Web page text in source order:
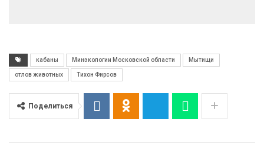
кабаны Минэкологии Московской области Мытищи
отлов животных Тихон Фирсов
Поделиться